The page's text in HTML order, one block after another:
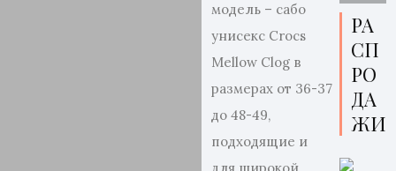
модель – сабо
унисекс Crocs
Mellow Clog в
размерах от 36-37
до 48-49,
подходящие и
РА
СП
РО
ДА
ЖИ